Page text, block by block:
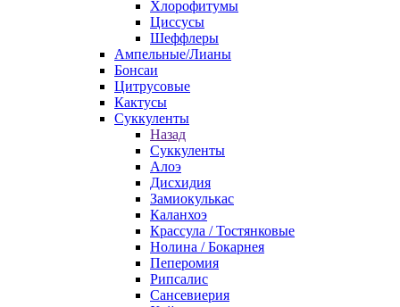
Хлорофитумы
Циссусы
Шеффлеры
Ампельные/Лианы
Бонсаи
Цитрусовые
Кактусы
Суккуленты
Назад
Суккуленты
Алоэ
Дисхидия
Замиокулькас
Каланхоэ
Крассула / Тостянковые
Нолина / Бокарнея
Пеперомия
Рипсалис
Сансевиерия